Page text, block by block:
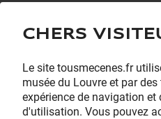
Chers
Le site tousmecenes.fr
musée du Louvre et par
expérience de navigation
d'utilisation. Vous pouvez